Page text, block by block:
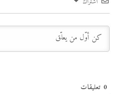
0 تعليقات